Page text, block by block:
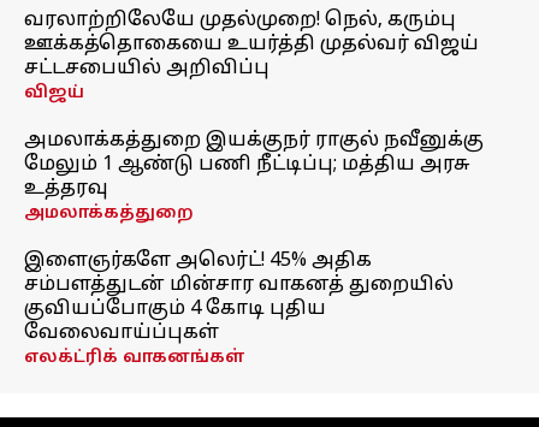
வரலாற்றிலேயே முதல்முறை! நெல், கரும்பு
ஊக்கத்தொகையை உயர்த்தி முதல்வர் விஜய்
சட்டசபையில் அறிவிப்பு
விஜய்
அமலாக்கத்துறை இயக்குநர் ராகுல் நவீனுக்கு
மேலும் 1 ஆண்டு பணி நீட்டிப்பு; மத்திய அரசு
உத்தரவு
அமலாக்கத்துறை
இளைஞர்களே அலெர்ட்! 45% அதிக
சம்பளத்துடன் மின்சார வாகனத் துறையில்
குவியப்போகும் 4 கோடி புதிய
வேலைவாய்ப்புகள்
எலக்ட்ரிக் வாகனங்கள்